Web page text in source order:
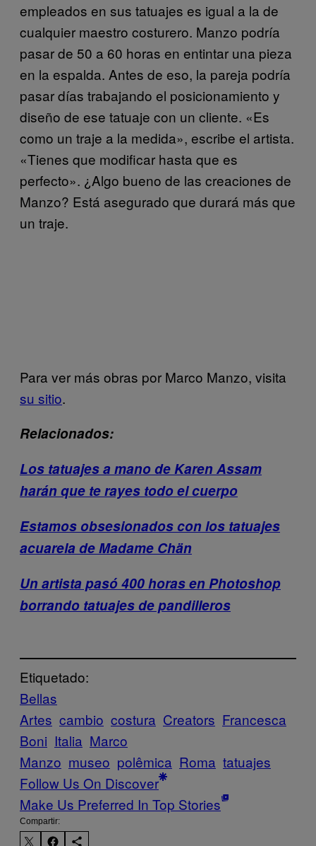
empleados en sus tatuajes es igual a la de
cualquier maestro costurero. Manzo podría
pasar de 50 a 60 horas en entintar una pieza
en la espalda. Antes de eso, la pareja podría
pasar días trabajando el posicionamiento y
diseño de ese tatuaje con un cliente. «Es
como un traje a la medida», escribe el artista.
«Tienes que modificar hasta que es
perfecto». ¿Algo bueno de las creaciones de
Manzo? Está asegurado que durará más que
un traje.
Para ver más obras por Marco Manzo, visita
su sitio.
Relacionados:
Los tatuajes a mano de Karen Assam
harán que te rayes todo el cuerpo
Estamos obsesionados con los tatuajes
acuarela de Madame Chän
Un artista pasó 400 horas en Photoshop
borrando tatuajes de pandilleros
Etiquetado:
Bellas
Artes cambio costura Creators Francesca
Boni Italia Marco
Manzo museo polêmica Roma tatuajes
Follow Us On Discover
Make Us Preferred In Top Stories
Compartir: